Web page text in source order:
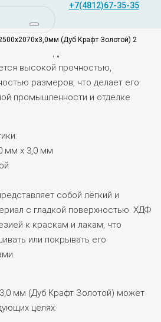
+7(4812)67-35-35
(Дуб Крафт Золотой) 2
– плиты, которые
древесных волокон.
высокой прочностью,
размеров, что делает его
промышленности и отделке
мм х 3,0 мм
собой лёгкий и
с гладкой поверхностью. ХДФ
к краскам и лакам, что
или покрывать его
мм (Дуб Крафт Золотой) может
целях: